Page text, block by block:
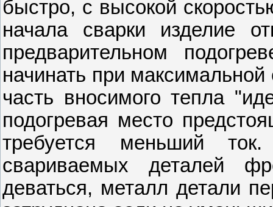
быстро, с высокой
начала сварки изделие
предварительном
начинать при
часть вносимого тепла
подогревая место
требуется меньший
свариваемых деталей
деваться, металл детали